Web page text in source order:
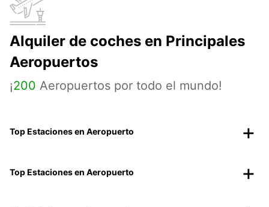
Alquiler de coches en Principales
Aeropuertos
¡200 Aeropuertos por todo el mundo!
Top Estaciones en Aeropuerto
Top Estaciones en Aeropuerto